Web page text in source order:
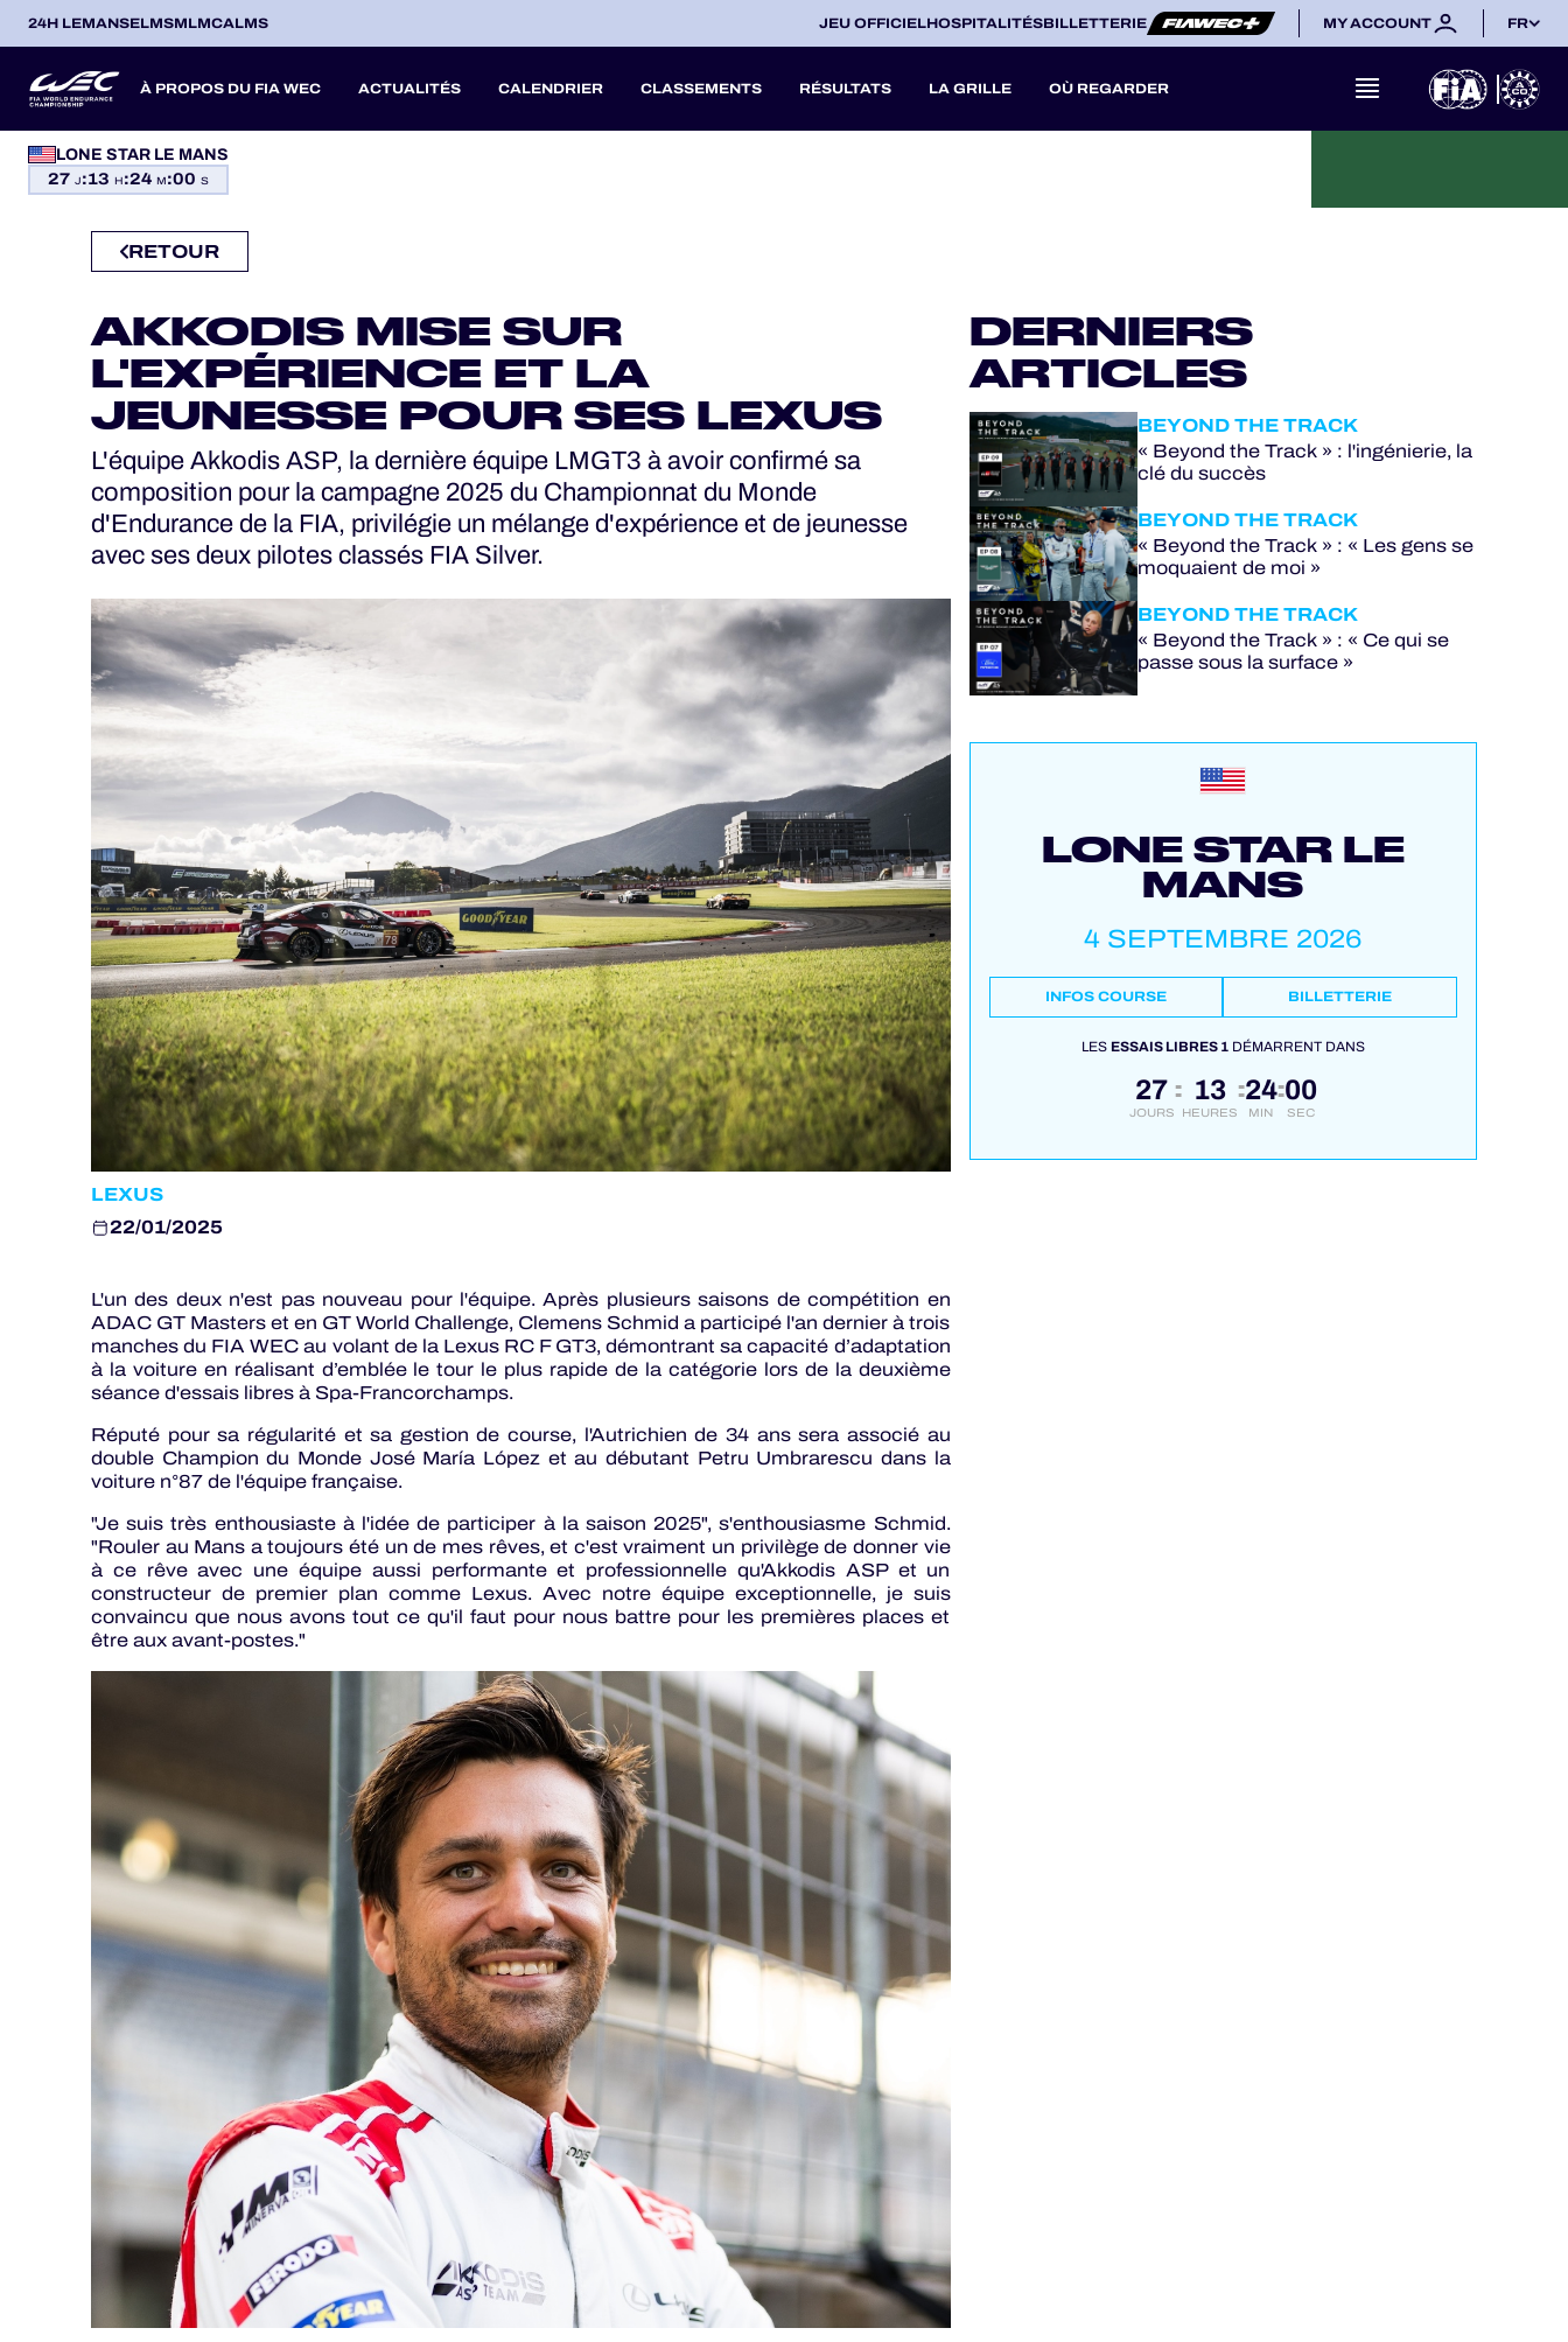
24H LEMANSELMSMLMCALMS JEU OFFICIELHOSPITALITÉSBILLETTERIE MY ACCOUNT FR
À PROPOS DU FIA WEC ACTUALITÉS CALENDRIER
SAISONS PASSÉESSAISON 2026
PROLOGUE
ITA
AVR
BEL
MAI
FRA
JUN JUL SEP SEP OCT NOV
CLASSEMENTS RÉSULTATS LA GRILLE OÙ REGARDER
LONE STAR LE MANS
27 J:13 H:23 M:59 S
PROGRAMMES OFFICIELS
HOSPITALITÉS
BILLETTERIE
RETOUR
AKKODIS MISE SUR
L'EXPÉRIENCE ET LA
JEUNESSE POUR SES LEXUS
L'équipe Akkodis ASP, la dernière équipe LMGT3 à avoir confirmé sa
composition pour la campagne 2025 du Championnat du Monde
d'Endurance de la FIA, privilégie un mélange d'expérience et de jeunesse
avec ses deux pilotes classés FIA Silver.
LEXUS
22/01/2025
L'un des deux n'est pas nouveau pour l'équipe. Après plusieurs saisons de compétition en
ADAC GT Masters et en GT World Challenge, Clemens Schmid a participé l'an dernier à trois
manches du FIA WEC au volant de la Lexus RC F GT3, démontrant sa capacité d’adaptation
à la voiture en réalisant d’emblée le tour le plus rapide de la catégorie lors de la deuxième
séance d'essais libres à Spa-Francorchamps.
Réputé pour sa régularité et sa gestion de course, l'Autrichien de 34 ans sera associé au
double Champion du Monde José María López et au débutant Petru Umbrarescu dans la
voiture n°87 de l'équipe française.
"Je suis très enthousiaste à l'idée de participer à la saison 2025", s'enthousiasme Schmid.
"Rouler au Mans a toujours été un de mes rêves, et c'est vraiment un privilège de donner vie
à ce rêve avec une équipe aussi performante et professionnelle qu'Akkodis ASP et un
constructeur de premier plan comme Lexus. Avec notre équipe exceptionnelle, je suis
convaincu que nous avons tout ce qu'il faut pour nous battre pour les premières places et
être aux avant-postes."
DERNIERS
ARTICLES
BEYOND THE TRACK
« Beyond the Track » : l'ingénierie, la
clé du succès
BEYOND THE TRACK
« Beyond the Track » : « Les gens se
moquaient de moi »
BEYOND THE TRACK
« Beyond the Track » : « Ce qui se
passe sous la surface »
LONE STAR LE
MANS
4 SEPTEMBRE 2026
INFOS COURSE BILLETTERIE
LESESSAIS LIBRES 1DÉMARRENT DANS
27
JOURS
: 13
HEURES
:23
MIN
:59
SEC